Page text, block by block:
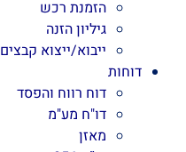
הזמנת רכש
גיליון הזנה
ייבוא/ייצוא קבצים
דוחות
דוח רווח והפסד
דו"ח מע"מ
מאזן